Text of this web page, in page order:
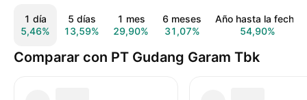
1 día
5,46%
5 días
13,59%
1 mes
29,90%
6 meses
31,07%
Año hasta la fecha
54,90%
Comparar con PT Gudang Garam Tbk